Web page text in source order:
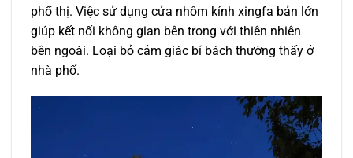
phố thị. Việc sử dụng cửa nhôm kính xingfa bản lớn
giúp kết nối không gian bên trong với thiên nhiên
bên ngoài. Loại bỏ cảm giác bí bách thường thấy ở
nhà phố.